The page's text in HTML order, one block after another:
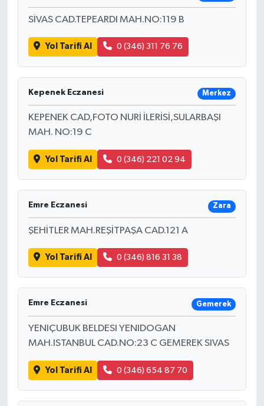
SİVAS CAD.TEPEARDI MAH.NO:119 B
Yol Tarifi Al 0 (346) 311 76 76
Kepenek Eczanesi Merkez
KEPENEK CAD,FOTO NURİ İLERİSİ,SULARBAŞI
MAH. NO:19 C
Yol Tarifi Al 0 (346) 221 02 94
Emre Eczanesi Zara
ŞEHİTLER MAH.REŞİTPAŞA CAD.121 A
Yol Tarifi Al 0 (346) 816 31 38
Emre Eczanesi Gemerek
YENIÇUBUK BELDESI YENIDOGAN
MAH.ISTANBUL CAD.NO:23 C GEMEREK SIVAS
Yol Tarifi Al 0 (346) 654 87 70